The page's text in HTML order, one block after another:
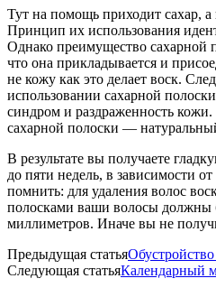
Тут на помощь приходит сахар,
Принцип их использования
Однако преимущество сахарной
что она прикладывается и
не кожу как это делает воск.
использовании сахарной
синдром и раздраженность
сахарной полоски —
В результате вы получаете
до пяти недель, в зависимости
помнить: для удаления волос
полосками ваши волосы должны
миллиметров. Иначе вы не
Предыдущая статья
Следующая статьяКалендарный